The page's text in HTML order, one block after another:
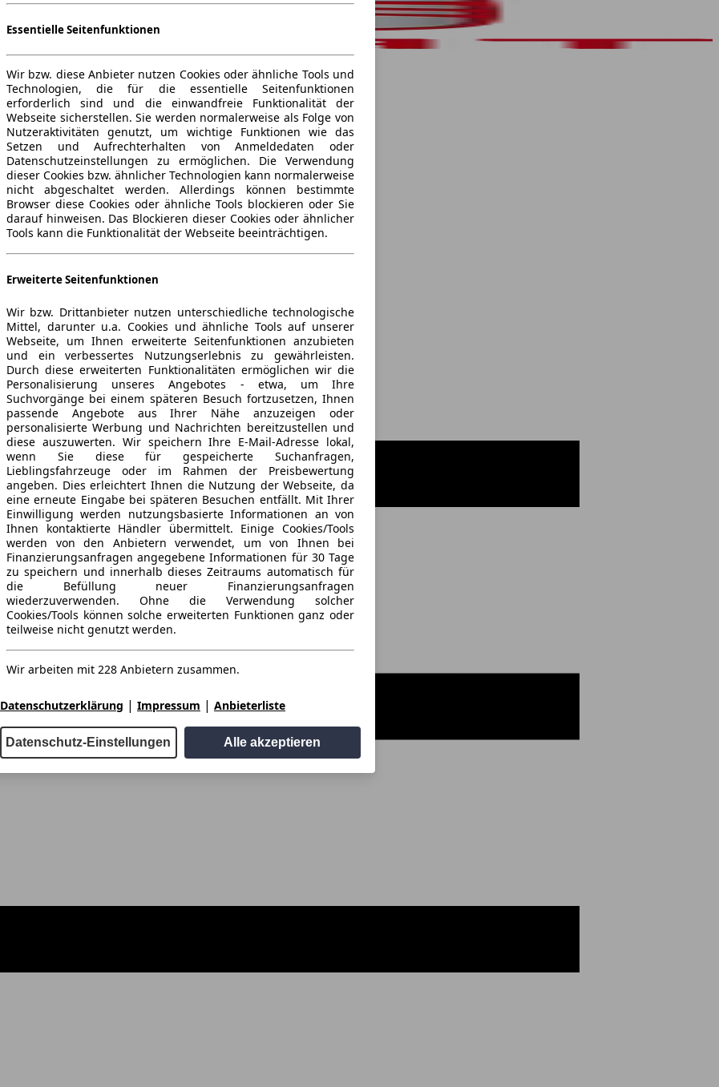
Essentielle Seitenfunktionen
Wir bzw. diese Anbieter nutzen Cookies oder ähnliche Tools und
Technologien, die für die essentielle Seitenfunktionen
erforderlich sind und die einwandfreie Funktionalität der
Webseite sicherstellen. Sie werden normalerweise als Folge von
Nutzeraktivitäten genutzt, um wichtige Funktionen wie das
Setzen und Aufrechterhalten von Anmeldedaten oder
Datenschutzeinstellungen zu ermöglichen. Die Verwendung
dieser Cookies bzw. ähnlicher Technologien kann normalerweise
nicht abgeschaltet werden. Allerdings können bestimmte
Browser diese Cookies oder ähnliche Tools blockieren oder Sie
darauf hinweisen. Das Blockieren dieser Cookies oder ähnlicher
Tools kann die Funktionalität der Webseite beeinträchtigen.
Erweiterte Seitenfunktionen
Wir bzw. Drittanbieter nutzen unterschiedliche technologische
Mittel, darunter u.a. Cookies und ähnliche Tools auf unserer
Webseite, um Ihnen erweiterte Seitenfunktionen anzubieten
und ein verbessertes Nutzungserlebnis zu gewährleisten.
Durch diese erweiterten Funktionalitäten ermöglichen wir die
Personalisierung unseres Angebotes - etwa, um Ihre
Suchvorgänge bei einem späteren Besuch fortzusetzen, Ihnen
passende Angebote aus Ihrer Nähe anzuzeigen oder
personalisierte Werbung und Nachrichten bereitzustellen und
diese auszuwerten. Wir speichern Ihre E-Mail-Adresse lokal,
wenn Sie diese für gespeicherte Suchanfragen,
Lieblingsfahrzeuge oder im Rahmen der Preisbewertung
angeben. Dies erleichtert Ihnen die Nutzung der Webseite, da
eine erneute Eingabe bei späteren Besuchen entfällt. Mit Ihrer
Einwilligung werden nutzungsbasierte Informationen an von
Ihnen kontaktierte Händler übermittelt. Einige Cookies/Tools
werden von den Anbietern verwendet, um von Ihnen bei
Finanzierungsanfragen angegebene Informationen für 30 Tage
zu speichern und innerhalb dieses Zeitraums automatisch für
die Befüllung neuer Finanzierungsanfragen
wiederzuverwenden. Ohne die Verwendung solcher
Cookies/Tools können solche erweiterten Funktionen ganz oder
teilweise nicht genutzt werden.
Wir arbeiten mit 228 Anbietern zusammen.
Datenschutzerklärung | Impressum | Anbieterliste
Datenschutz-Einstellungen Alle akzeptieren